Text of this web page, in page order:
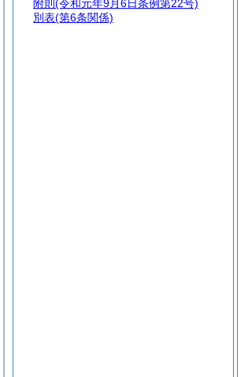
附則 (令和元年9月6日条例第22号)
別表(第6条関係)